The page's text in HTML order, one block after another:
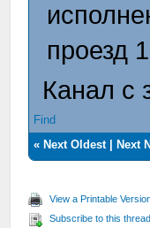
проезд
Канал с
Find
« Next Oldest| Next
View a Printable
Subscribe to this thread